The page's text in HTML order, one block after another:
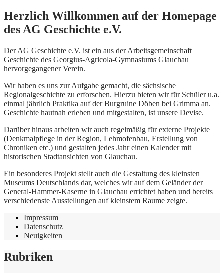
Herzlich Willkommen auf der Homepage
des AG Geschichte e.V.
Der AG Geschichte e.V. ist ein aus der Arbeitsgemeinschaft
Geschichte des Georgius-Agricola-Gymnasiums Glauchau
hervorgegangener Verein.
Wir haben es uns zur Aufgabe gemacht, die sächsische
Regionalgeschichte zu erforschen. Hierzu bieten wir für Schüler u.a.
einmal jährlich Praktika auf der Burgruine Döben bei Grimma an.
Geschichte hautnah erleben und mitgestalten, ist unsere Devise.
Darüber hinaus arbeiten wir auch regelmäßig für externe Projekte
(Denkmalpflege in der Region, Lehmofenbau, Erstellung von
Chroniken etc.) und gestalten jedes Jahr einen Kalender mit
historischen Stadtansichten von Glauchau.
Ein besonderes Projekt stellt auch die Gestaltung des kleinsten
Museums Deutschlands dar, welches wir auf dem Geländer der
General-Hammer-Kaserne in Glauchau errichtet haben und bereits
verschiedenste Ausstellungen auf kleinstem Raume zeigte.
Impressum
Datenschutz
Neuigkeiten
Rubriken